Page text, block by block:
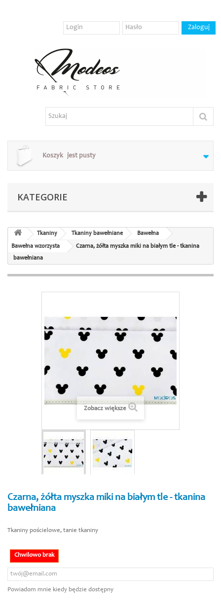
Koszyk jest pusty
KATEGORIE
Tkaniny Tkaniny bawełniane Bawełna
Bawełna wzorzysta
Czarna, żółta myszka miki na białym tle - tkanina
bawełniana
Zobacz większe
Czarna, żółta myszka miki na białym tle - tkanina
bawełniana
Tkaniny pościelowe, tanie tkaniny
Chwilowo brak
Powiadom mnie kiedy będzie dostępny